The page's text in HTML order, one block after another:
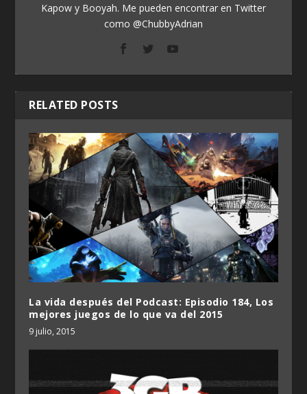
Kapow y Booyah. Me pueden encontrar en Twitter
como @ChubbyAdrian
RELATED POSTS
La vida después del Podcast: Episodio 184, Los
mejores juegos de lo que va del 2015
9 julio, 2015